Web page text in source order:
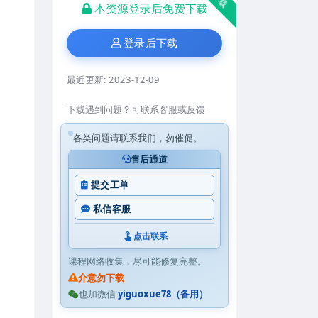
本资源登录后免费下载
登录后下载
最近更新: 2023-12-09
下载遇到问题？可联系客服或反馈
各类问题请联系我们，勿催促。
售后通道
提交工单
私信客服
点击联系
课程网络收集，尽可能修复完整。
介意勿下载
也加微信yiguoxue78（备用）